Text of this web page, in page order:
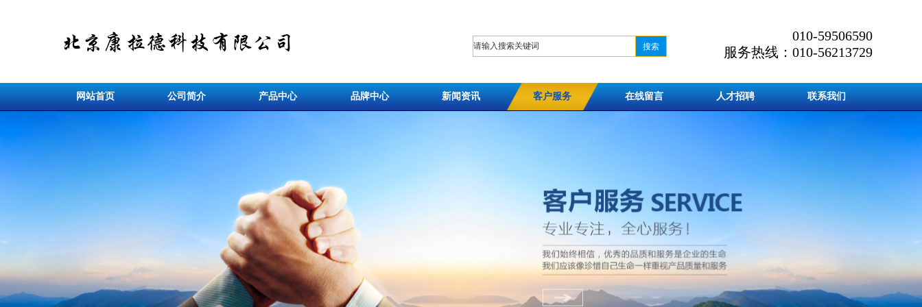
010-59506590
服务热线：010-56213729
网站首页 公司简介 产品中心 品牌中心 新闻资讯 客户服务 在线留言 人才招聘 联系我们